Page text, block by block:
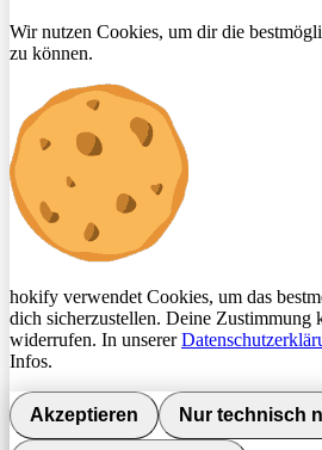
Wir nutzen Cookies, um dir die
zu können.
hokify verwendet Cookies, um das
dich sicherzustellen. Deine Zustimmung
widerrufen. In unserer
Infos.
Akzeptieren Nur technisch